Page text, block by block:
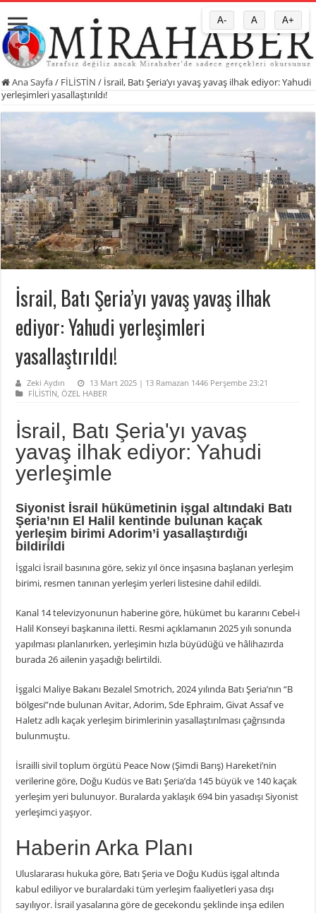
Ana Sayfa/ FİLİSTİN / İsrail, Batı Şeria’yı yavaş yavaş ilhak ediyor: Yahudi
yerleşimleri yasallaştırıldı!
İsrail, Batı Şeria’yı yavaş yavaş ilhak
ediyor: Yahudi yerleşimleri
yasallaştırıldı!
Zeki Aydın
13 Mart 2025 | 13 Ramazan 1446 Perşembe 23:21
FİLİSTİN,ÖZEL HABER
İsrail, Batı Şeria'yı yavaş
yavaş ilhak ediyor: Yahudi
yerleşimle
Siyonist İsrail hükümetinin işgal altındaki Batı
Şeria’nın El Halil kentinde bulunan kaçak
yerleşim birimi Adorim’i yasallaştırdığı
bildirildi
İşgalci İsrail basınına göre, sekiz yıl önce inşasına başlanan yerleşim
birimi, resmen tanınan yerleşim yerleri listesine dahil edildi.
Kanal 14 televizyonunun haberine göre, hükümet bu kararını Cebel-i
Halil Konseyi başkanına iletti. Resmi açıklamanın 2025 yılı sonunda
yapılması planlanırken, yerleşimin hızla büyüdüğü ve hâlihazırda
burada 26 ailenin yaşadığı belirtildi.
İşgalci Maliye Bakanı Bezalel Smotrich, 2024 yılında Batı Şeria’nın “B
bölgesi”nde bulunan Avitar, Adorim, Sde Ephraim, Givat Assaf ve
Haletz adlı kaçak yerleşim birimlerinin yasallaştırılması çağrısında
bulunmuştu.
İsrailli sivil toplum örgütü Peace Now (Şimdi Barış) Hareketi’nin
verilerine göre, Doğu Kudüs ve Batı Şeria’da 145 büyük ve 140 kaçak
yerleşim yeri bulunuyor. Buralarda yaklaşık 694 bin yasadışı Siyonist
yerleşimci yaşıyor.
Haberin Arka Planı
Uluslararası hukuka göre, Batı Şeria ve Doğu Kudüs işgal altında
kabul ediliyor ve buralardaki tüm yerleşim faaliyetleri yasa dışı
sayılıyor. İsrail yasalarına göre de gecekondu şeklinde inşa edilen
A- A A+